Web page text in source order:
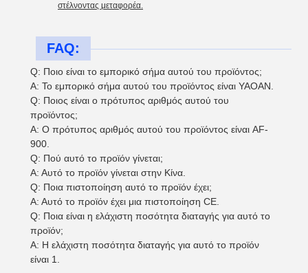
στέλνοντας μεταφορέα.
FAQ:
Q: Ποιο είναι το εμπορικό σήμα αυτού του προϊόντος;
Α: Το εμπορικό σήμα αυτού του προϊόντος είναι YAOAN.
Q: Ποιος είναι ο πρότυπος αριθμός αυτού του
προϊόντος;
Α: Ο πρότυπος αριθμός αυτού του προϊόντος είναι AF-
900.
Q: Πού αυτό το προϊόν γίνεται;
Α: Αυτό το προϊόν γίνεται στην Κίνα.
Q: Ποια πιστοποίηση αυτό το προϊόν έχει;
Α: Αυτό το προϊόν έχει μια πιστοποίηση CE.
Q: Ποια είναι η ελάχιστη ποσότητα διαταγής για αυτό το
προϊόν;
Α: Η ελάχιστη ποσότητα διαταγής για αυτό το προϊόν
είναι 1.